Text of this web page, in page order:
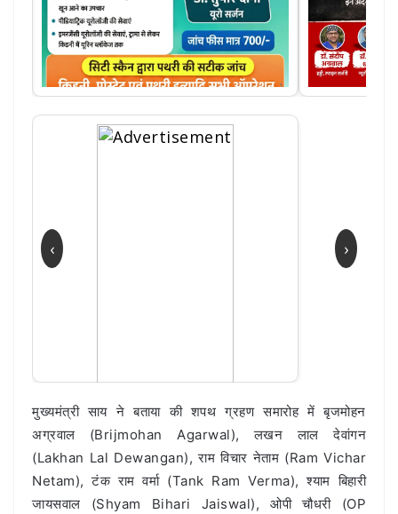
‹ ›
मुख्यमंत्री साय ने बताया की शपथ ग्रहण समारोह में बृजमोहन
अग्रवाल (Brijmohan Agarwal), लखन लाल देवांगन
(Lakhan Lal Dewangan), राम विचार नेताम (Ram Vichar
Netam), टंक राम वर्मा (Tank Ram Verma), श्याम बिहारी
जायसवाल (Shyam Bihari Jaiswal), ओपी चौधरी (OP